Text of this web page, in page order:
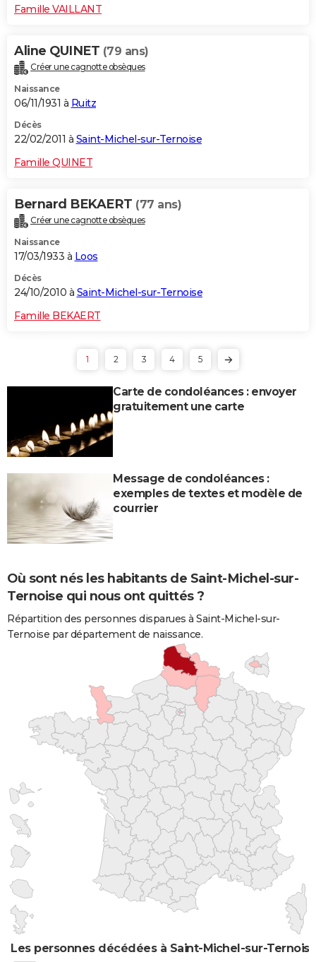
Famille VAILLANT
Aline QUINET (79 ans)
Créer une cagnotte obsèques
Naissance
06/11/1931 à Ruitz
Décès
22/02/2011 à Saint-Michel-sur-Ternoise
Famille QUINET
Bernard BEKAERT (77 ans)
Créer une cagnotte obsèques
Naissance
17/03/1933 à Loos
Décès
24/10/2010 à Saint-Michel-sur-Ternoise
Famille BEKAERT
1 2 3 4 5
Carte de condoléances : envoyer
gratuitement une carte
Message de condoléances :
exemples de textes et modèle de
courrier
Où sont nés les habitants de Saint-Michel-sur-
Ternoise qui nous ont quittés ?
Répartition des personnes disparues à Saint-Michel-sur-
Ternoise par département de naissance.
Les personnes décédées à Saint-Michel-sur-